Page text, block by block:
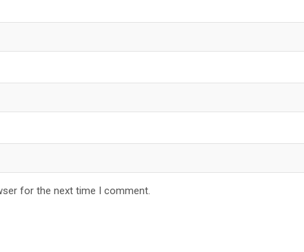
for the next time I comment.